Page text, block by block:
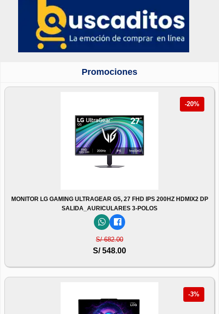
Promociones
-20%
MONITOR LG GAMING ULTRAGEAR G5, 27 FHD IPS 200HZ HDMIX2 DP
SALIDA_AURICULARES 3-POLOS
S/ 682.00
S/ 548.00
-3%